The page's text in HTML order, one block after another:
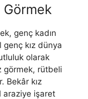
Görmek
genç kadın
genç kız dünya
olarak
görmek, rütbeli
Bekâr kız
araziye işaret